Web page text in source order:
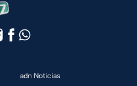
adn Noticias